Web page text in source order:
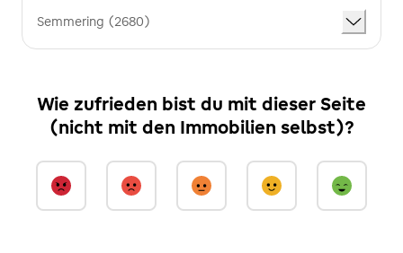
Semmering (2680)
Wie zufrieden bist du mit dieser Seite
(nicht mit den Immobilien selbst)?